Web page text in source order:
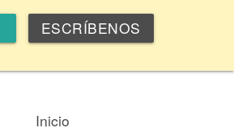
ESCRÍBENOS
Inicio